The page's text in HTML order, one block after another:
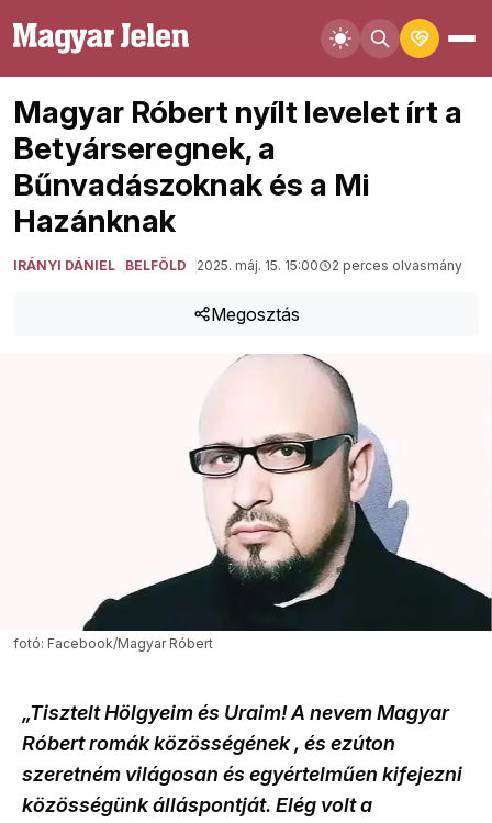
Magyar Róbert nyílt levelet írt a
Betyárseregnek, a
Bűnvadászoknak és a Mi
Hazánknak
IRÁNYI DÁNIEL BELFÖLD 2025. máj. 15. 15:00 2 perces olvasmány
Megosztás
fotó: Facebook/Magyar Róbert
„Tisztelt Hölgyeim és Uraim! A nevem Magyar
Róbert romák közösségének , és ezúton
szeretném világosan és egyértelműen kifejezni
közösségünk álláspontját. Elég volt a